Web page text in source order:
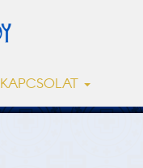
KAPCSOLAT